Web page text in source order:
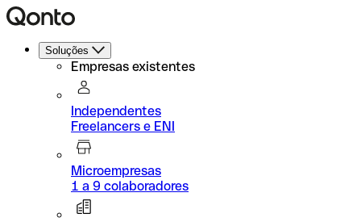
Soluções
Empresas existentes
Independentes
Freelancers e ENI
Microempresas
1 a 9 colaboradores